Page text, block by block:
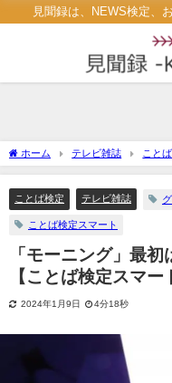
見聞録は、NEWS検定、
ホーム テレビ雑誌 こと
いた? 【ことば検定スマート】
ことば検定 テレビ雑誌
ことば検定スマート
「モーニング」最
【ことば検定スマー
2024年1月9日 4分18秒